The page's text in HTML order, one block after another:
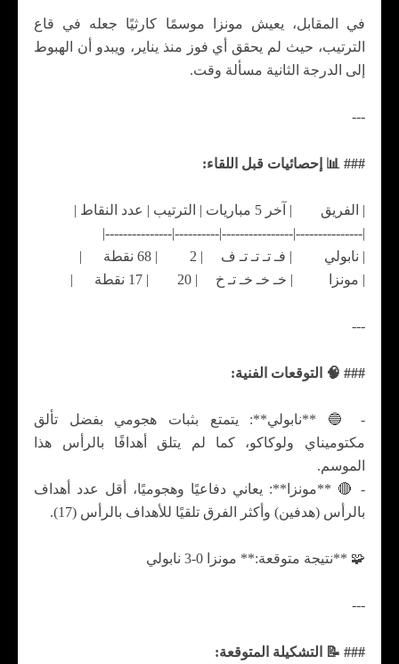
في المقابل، يعيش مونزا موسمًا كارثيًا جعله في قاع
الترتيب، حيث لم يحقق أي فوز منذ يناير، ويبدو أن الهبوط
إلى الدرجة الثانية مسألة وقت.
---
### 📊 إحصائيات قبل اللقاء:
| الفريق | آخر 5 مباريات | الترتيب | عدد النقاط |
|---------------|----------------|----------|---------------|
| نابولي | فـ تـ تـ تـ ف | 2 | 68 نقطة |
| مونزا | خـ خـ خـ تـ خ | 20 | 17 نقطة |
---
### 🧠 التوقعات الفنية:
- 🔵 **نابولي**: يتمتع بثبات هجومي بفضل تألق
مكتوميناي ولوكاكو، كما لم يتلق أهدافًا بالرأس هذا
الموسم.
- 🔴 **مونزا**: يعاني دفاعيًا وهجوميًا، أقل عدد أهداف
بالرأس (هدفين) وأكثر الفرق تلقيًا للأهداف بالرأس (17).
🧩 **نتيجة متوقعة:** مونزا 0-3 نابولي
---
### 📝 التشكيلة المتوقعة: